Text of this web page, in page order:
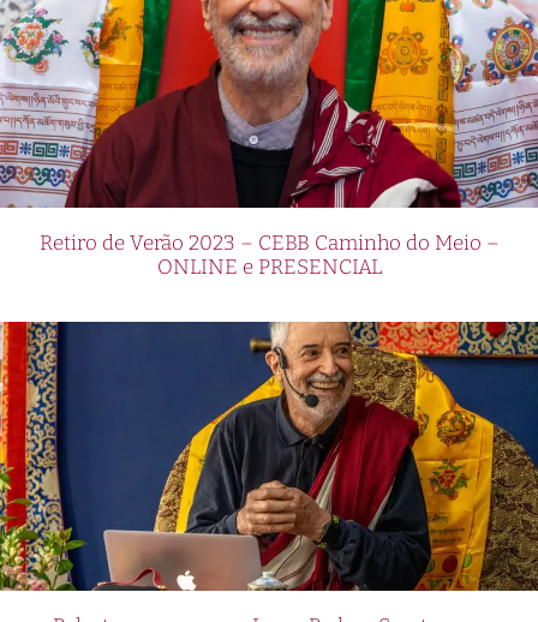
Retiro de Verão 2023 – CEBB Caminho do Meio –
ONLINE e PRESENCIAL